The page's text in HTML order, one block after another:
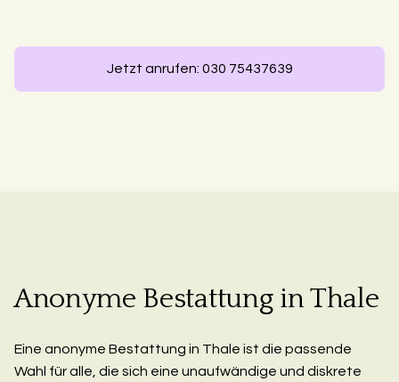
Jetzt anrufen: 030 75437639
Anonyme Bestattung in Thale
Eine anonyme Bestattung in Thale ist die passende
Wahl für alle, die sich eine unaufwändige und diskrete